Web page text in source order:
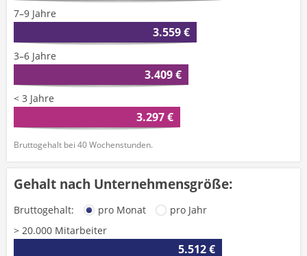
7–9 Jahre
3.559 €
3–6 Jahre
3.409 €
< 3 Jahre
3.297 €
Bruttogehalt bei 40 Wochenstunden.
Gehalt nach Unternehmensgröße:
Bruttogehalt: pro Monat
pro Jahr
> 20.000 Mitarbeiter
5.512 €